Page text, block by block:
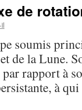
de
soumis
de la Lune.
rapport à
à